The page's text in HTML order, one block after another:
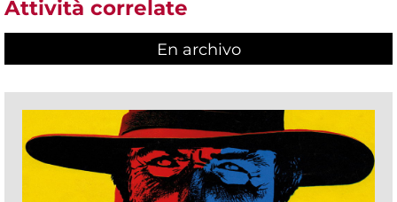
Attività correlate
En archivo